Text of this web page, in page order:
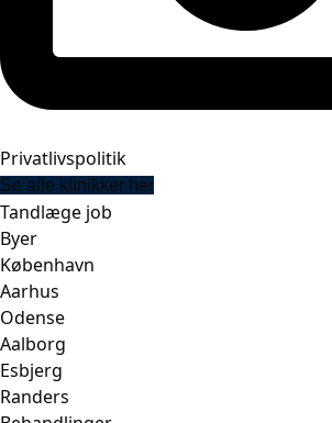
Privatlivspolitik
Se alle klinikker her
Tandlæge job
Byer
København
Aarhus
Odense
Aalborg
Esbjerg
Randers